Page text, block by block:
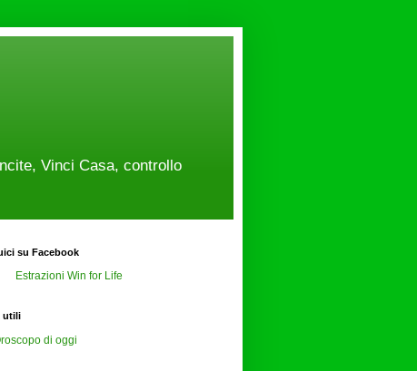
Vinci Casa, controllo
su Facebook
Estrazioni Win for Life
utili
di oggi